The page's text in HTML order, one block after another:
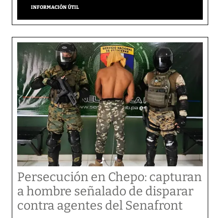
INFORMACIÓN ÚTIL
Persecución en Chepo: capturan
a hombre señalado de disparar
contra agentes del Senafront